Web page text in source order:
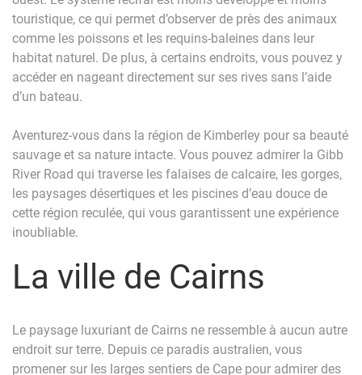
touristique, ce qui permet d’observer de près des animaux
comme les poissons et les requins-baleines dans leur
habitat naturel. De plus, à certains endroits, vous pouvez y
accéder en nageant directement sur ses rives sans l’aide
d’un bateau.
Aventurez-vous dans la région de Kimberley pour sa beauté
sauvage et sa nature intacte. Vous pouvez admirer la Gibb
River Road qui traverse les falaises de calcaire, les gorges,
les paysages désertiques et les piscines d’eau douce de
cette région reculée, qui vous garantissent une expérience
inoubliable.
La ville de Cairns
Le paysage luxuriant de Cairns ne ressemble à aucun autre
endroit sur terre. Depuis ce paradis australien, vous
promener sur les larges sentiers de Cape pour admirer des